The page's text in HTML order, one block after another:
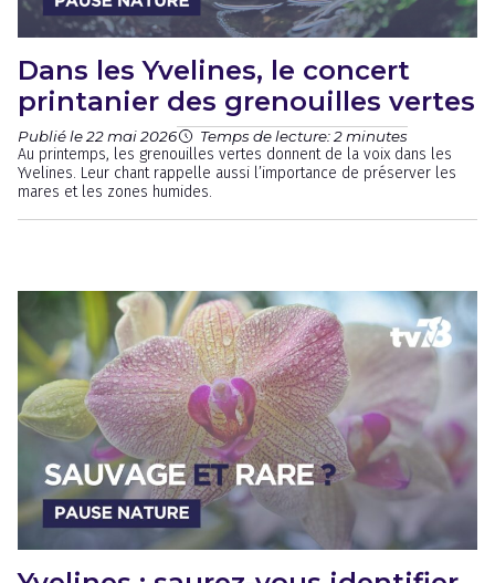
Dans les Yvelines, le concert
printanier des grenouilles vertes
Publié le 22 mai 2026 Temps de lecture: 2 minutes
Au printemps, les grenouilles vertes donnent de la voix dans les
Yvelines. Leur chant rappelle aussi l’importance de préserver les
mares et les zones humides.